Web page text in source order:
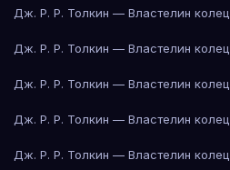
Дж. Р. Р. Толкин — Властелин колец
Дж. Р. Р. Толкин — Властелин колец
Дж. Р. Р. Толкин — Властелин колец
Дж. Р. Р. Толкин — Властелин колец
Дж. Р. Р. Толкин — Властелин колец